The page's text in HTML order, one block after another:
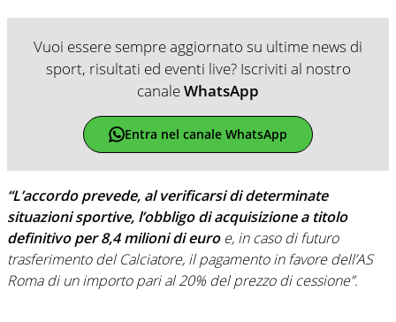
Vuoi essere sempre aggiornato su ultime news di
sport, risultati ed eventi live? Iscriviti al nostro
canaleWhatsApp
Entra nel canale WhatsApp
“L’accordo prevede, al verificarsi di determinate
situazioni sportive, l’obbligo di acquisizione a titolo
definitivo per 8,4 milioni di euroe, in caso di futuro
trasferimento del Calciatore, il pagamento in favore dell’AS
Roma di un importo pari al 20% del prezzo di cessione”.